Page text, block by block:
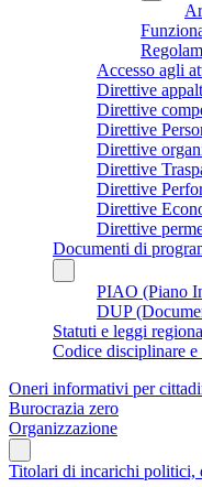
Accesso agli
Direttive
Direttive
Direttive
Direttive
Direttive
Direttive
Direttive
Direttive
Documenti di
PIAO (Piano
DUP
Statuti e leggi
Codice disciplinare
Oneri informativi per
Burocrazia zero
Organizzazione
Titolari di incarichi politici,